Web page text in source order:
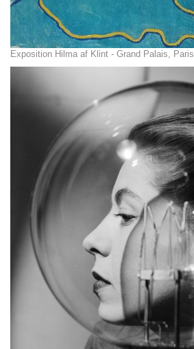
Exposition Hilma af Klint - Grand Palais, Paris